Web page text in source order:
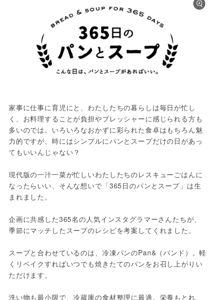
家事に仕事に育児にと、わたしたちの暮らしは毎日が忙し
く、お料理することが負担やプレッシャーに感じられる方も
多いのでは。いろいろなおかずに彩られた食卓はもちろん魅
力的ですが、時にはシンプルにパンとスープだけの日があっ
てもいいんじゃない？
現代版の一汁一菜が忙しいわたしたちのレスキューごはんに
なったらいい、そんな想いで「365日のパンとスープ」は生
まれました。
企画に共感した365名の人気インスタグラマーさんたちが、
季節にマッチしたスープのレシピを考案してくれました。
スープと合わせているのは、冷凍パンのPan&（パンド）。軽
くリベイクすればいつでも焼きたてのパンをお召し上がりい
ただけます。
洗い物も最小限で、冷蔵庫の食材整理に最適。栄養もとれ、